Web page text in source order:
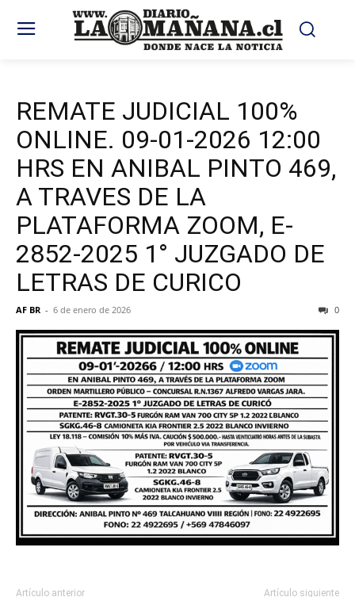
REMATE JUDICIAL 100%
ONLINE. 09-01-2026 12:00
HRS EN ANIBAL PINTO 469,
A TRAVES DE LA
PLATAFORMA ZOOM, E-
2852-2025 1° JUZGADO DE
LETRAS DE CURICO
AF BR - 6 de enero de 2026 0
Artículo anterior Artículo siguiente